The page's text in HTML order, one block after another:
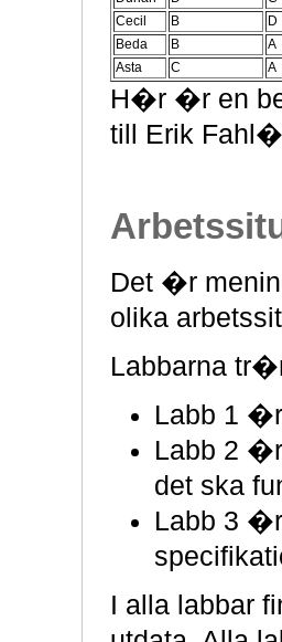
Cecil
B D
Beda
B A
Asta
C A
H�r �r en
till Erik
Det �r
olika
Labbarna
Labb 1
Labb 2
det ska
Labb 3
I alla labbar